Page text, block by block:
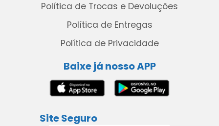
Política de Trocas e Devoluções
Política de Entregas
Política de Privacidade
Baixe já nosso APP
Site Seguro